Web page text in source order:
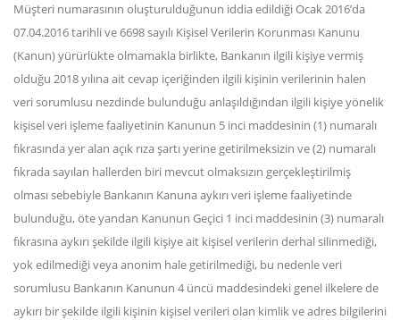
Müşteri numarasının oluşturulduğunun iddia edildiği Ocak 2016’da
07.04.2016 tarihli ve 6698 sayılı Kişisel Verilerin Korunması Kanunu
(Kanun) yürürlükte olmamakla birlikte, Bankanın ilgili kişiye vermiş
olduğu 2018 yılına ait cevap içeriğinden ilgili kişinin verilerinin halen
veri sorumlusu nezdinde bulunduğu anlaşıldığından ilgili kişiye yönelik
kişisel veri işleme faaliyetinin Kanunun 5 inci maddesinin (1) numaralı
fıkrasında yer alan açık rıza şartı yerine getirilmeksizin ve (2) numaralı
fıkrada sayılan hallerden biri mevcut olmaksızın gerçekleştirilmiş
olması sebebiyle Bankanın Kanuna aykırı veri işleme faaliyetinde
bulunduğu, öte yandan Kanunun Geçici 1 inci maddesinin (3) numaralı
fıkrasına aykırı şekilde ilgili kişiye ait kişisel verilerin derhal silinmediği,
yok edilmediği veya anonim hale getirilmediği, bu nedenle veri
sorumlusu Bankanın Kanunun 4 üncü maddesindeki genel ilkelere de
aykırı bir şekilde ilgili kişinin kişisel verileri olan kimlik ve adres bilgilerini